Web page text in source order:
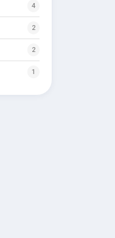
4
2
2
1